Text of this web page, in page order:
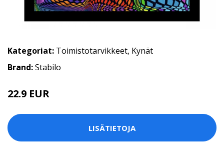
Kategoriat: Toimistotarvikkeet, Kynät
Brand:Stabilo
22.9 EUR
LISÄTIETOJA